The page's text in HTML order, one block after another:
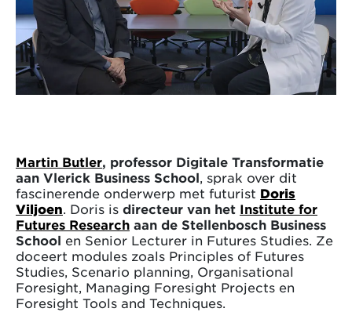
Martin Butler, professor Digitale Transformatie
aan Vlerick Business School, sprak over dit
fascinerende onderwerp met futurist Doris
Viljoen. Doris is directeur van het Institute for
Futures Research aan de Stellenbosch Business
School en Senior Lecturer in Futures Studies. Ze
doceert modules zoals Principles of Futures
Studies, Scenario planning, Organisational
Foresight, Managing Foresight Projects en
Foresight Tools and Techniques.